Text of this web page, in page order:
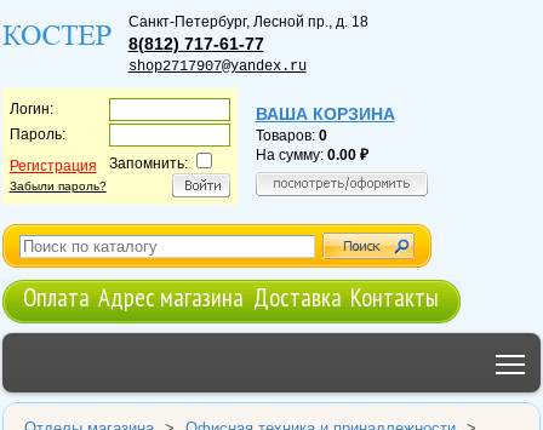
Санкт-Петербург, Лесной пр., д. 18
8(812) 717-61-77
shop2717907@yandex.ru
Логин:
Пароль:
Регистрация
Забыли пароль?
Запомнить:
ВАША КОРЗИНА
Товаров: 0
На сумму: 0.00
Оплата Адрес магазина Доставка Контакты